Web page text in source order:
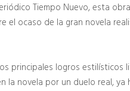
Tiempo Nuevo, esta
ocaso de la gran novela
principales logros estilísticos
novela por un duelo real, ya